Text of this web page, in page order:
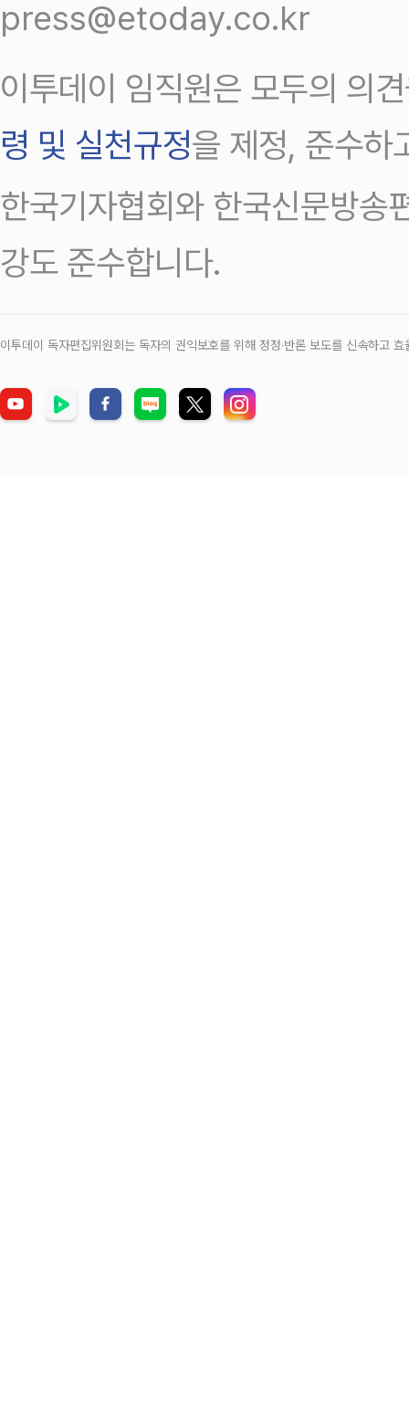
press@etoday.co.kr
이투데이 임직원은 모두의 의
령 및 실천규정을 제정, 준수하
한국기자협회와 한국신문방송
강도 준수합니다.
이투데이 독자편집위원회는 독자의 권익보호를 위해 정정‧반론 보도를 신속하고